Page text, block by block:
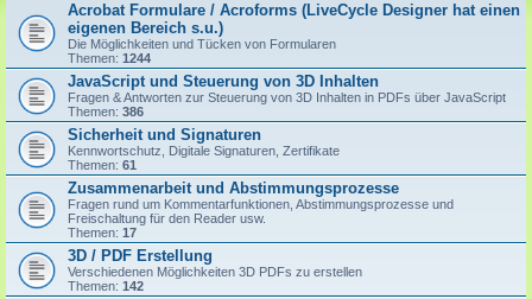
Acrobat Formulare / Acroforms (LiveCycle Designer hat einen
eigenen Bereich s.u.)
Die Möglichkeiten und Tücken von Formularen
Themen: 1244
JavaScript und Steuerung von 3D Inhalten
Fragen & Antworten zur Steuerung von 3D Inhalten in PDFs über JavaScript
Themen: 386
Sicherheit und Signaturen
Kennwortschutz, Digitale Signaturen, Zertifikate
Themen: 61
Zusammenarbeit und Abstimmungsprozesse
Fragen rund um Kommentarfunktionen, Abstimmungsprozesse und
Freischaltung für den Reader usw.
Themen: 17
3D / PDF Erstellung
Verschiedenen Möglichkeiten 3D PDFs zu erstellen
Themen: 142